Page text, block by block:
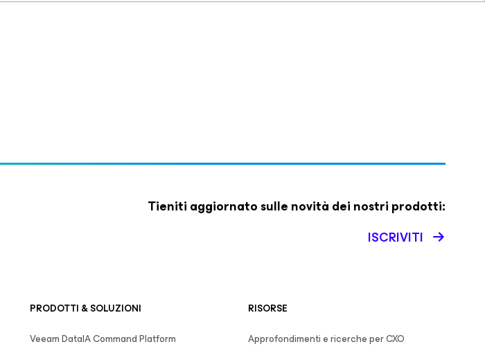
Tieniti aggiornato sulle novità dei nostri prodotti:
ISCRIVITI
PRODOTTI & SOLUZIONI
Veeam DataIA Command Platform
RISORSE
Approfondimenti e ricerche per CXO